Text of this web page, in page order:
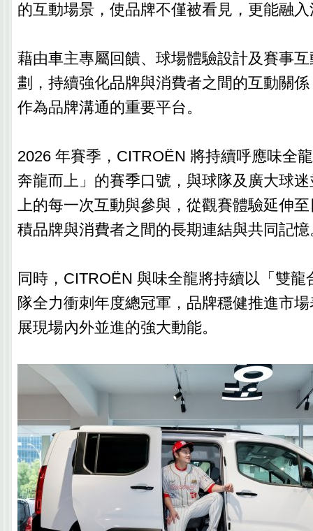
的互動場景，使品牌不僅被看見，更能融
藉由車主專屬回饋、球場體驗設計及賽事
劃，持續強化品牌與消費者之間的互動關
作為品牌溝通的重要平台。
2026 年賽季，CITROËN 將持續呼應味全
奔龍而上」的賽季口號，與球隊及廣大球
上的每一次互動與參與，從觀賽體驗延伸
積品牌與消費者之間的長期連結與共同記憶
同時，CITROËN 與味全龍將持續以「雙龍
隊全力衝刺年度總冠軍，品牌穩健推進市
展現場內外並進的強大動能。